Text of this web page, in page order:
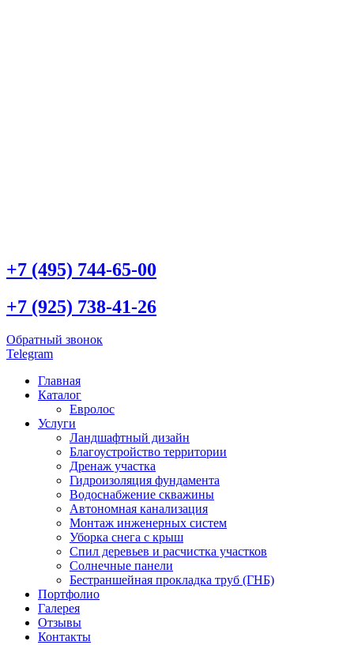
+7 (495) 744-65-00
+7 (925) 738-41-26
Обратный звонок
Telegram
Главная
Каталог
Евролос
Услуги
Ландшафтный дизайн
Благоустройство территории
Дренаж участка
Гидроизоляция фундамента
Водоснабжение скважины
Автономная канализация
Монтаж инженерных систем
Уборка снега с крыш
Спил деревьев и расчистка участков
Солнечные панели
Бестраншейная прокладка труб (ГНБ)
Портфолио
Галерея
Отзывы
Контакты